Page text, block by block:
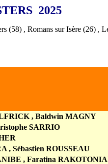
2025
(58) , Romans sur Isère (26) ,
, Baldwin MAGNY
SARRIO
, Sébastien ROUSSEAU
, Faratina